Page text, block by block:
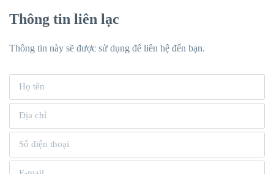
Thông tin liên lạc
Thông tin này sẽ được sử dụng để liên hệ đến bạn.